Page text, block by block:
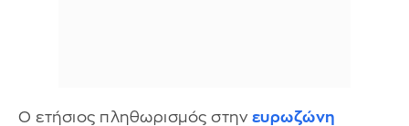
Ο ετήσιος πληθωρισμός στην ευρωζώνη